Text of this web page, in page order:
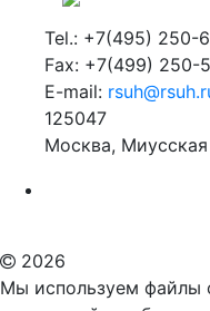
Tel.: +7(495) 250-
Fax: +7(499) 250-
E-mail:
125047
Москва,
2026
Мы используем файлы